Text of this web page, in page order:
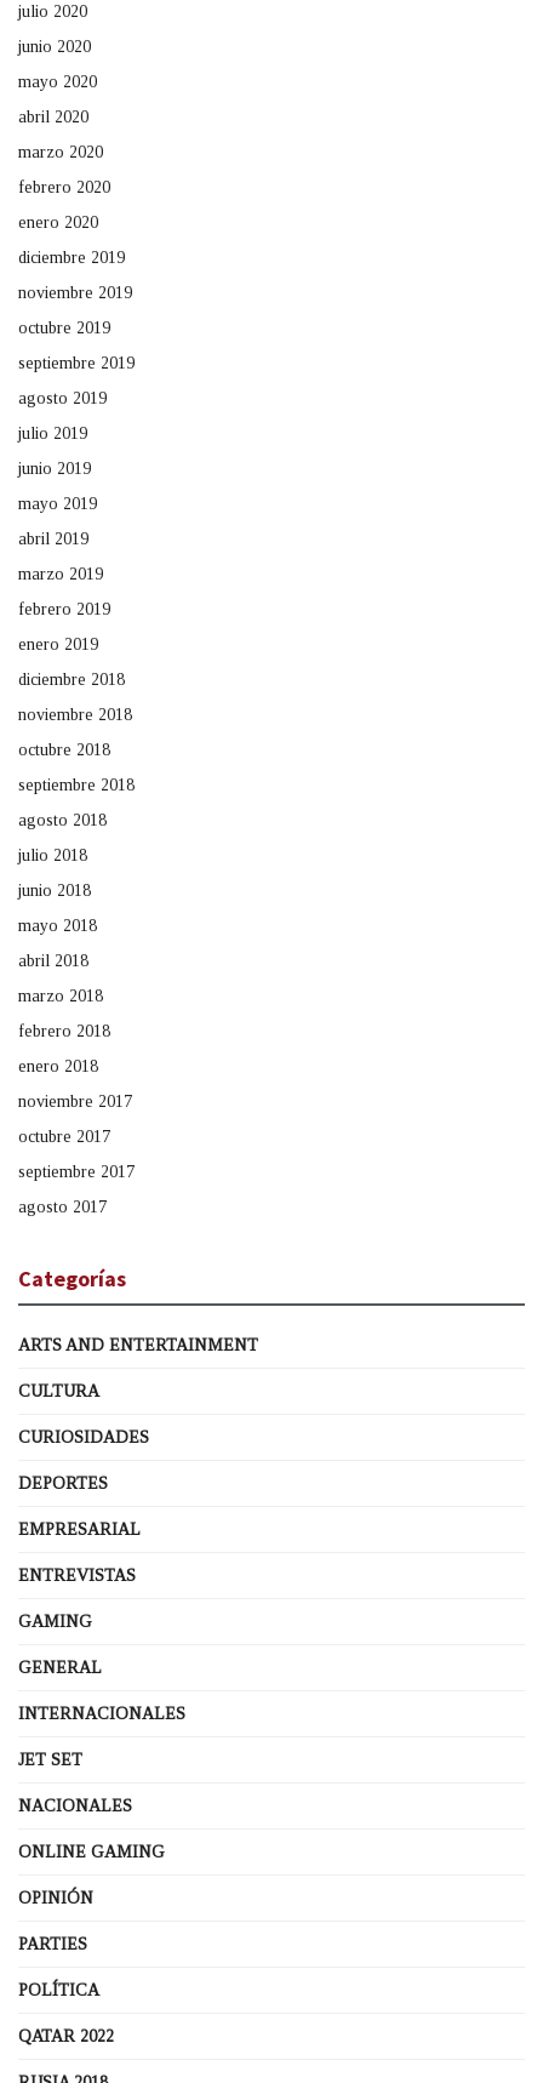
julio 2020
junio 2020
mayo 2020
abril 2020
marzo 2020
febrero 2020
enero 2020
diciembre 2019
noviembre 2019
octubre 2019
septiembre 2019
agosto 2019
julio 2019
junio 2019
mayo 2019
abril 2019
marzo 2019
febrero 2019
enero 2019
diciembre 2018
noviembre 2018
octubre 2018
septiembre 2018
agosto 2018
julio 2018
junio 2018
mayo 2018
abril 2018
marzo 2018
febrero 2018
enero 2018
noviembre 2017
octubre 2017
septiembre 2017
agosto 2017
Categorías
ARTS AND ENTERTAINMENT
CULTURA
CURIOSIDADES
DEPORTES
EMPRESARIAL
ENTREVISTAS
GAMING
GENERAL
INTERNACIONALES
JET SET
NACIONALES
ONLINE GAMING
OPINIÓN
PARTIES
POLÍTICA
QATAR 2022